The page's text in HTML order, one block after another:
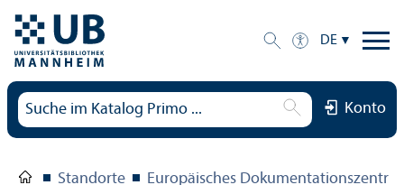
DE
Konto
Standorte Europäisches